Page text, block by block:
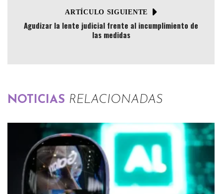
ARTÍCULO SIGUIENTE
Agudizar la lente judicial frente al incumplimiento de
las medidas
NOTICIAS RELACIONADAS